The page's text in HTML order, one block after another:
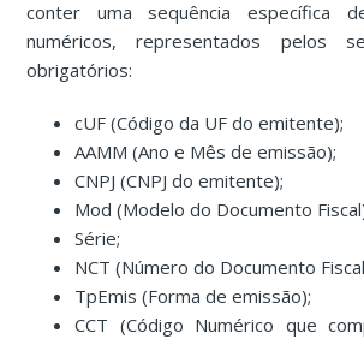
conter uma sequência específica
numéricos, representados pelos
obrigatórios:
cUF (Código da UF do emitente);
AAMM (Ano e Mês de emissão);
CNPJ (CNPJ do emitente);
Mod (Modelo do Documento
Série;
NCT (Número do Documento
TpEmis (Forma de emissão);
CCT (Código Numérico que